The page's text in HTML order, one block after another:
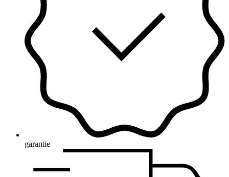
garantie